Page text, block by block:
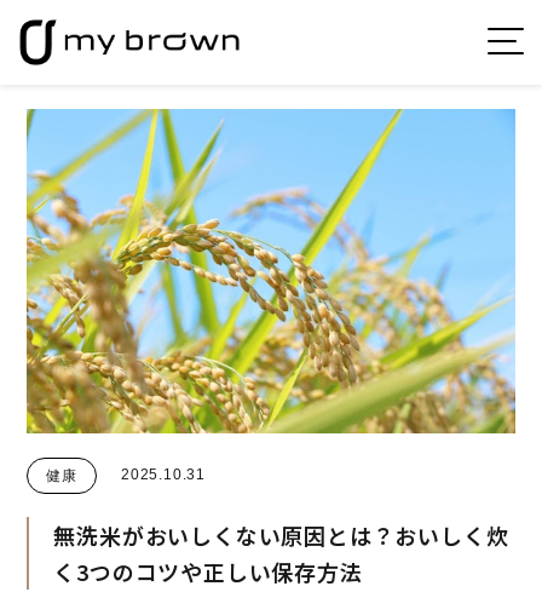
健康 2025.10.31
無洗米がおいしくない原因とは？おいしく炊
く3つのコツや正しい保存方法